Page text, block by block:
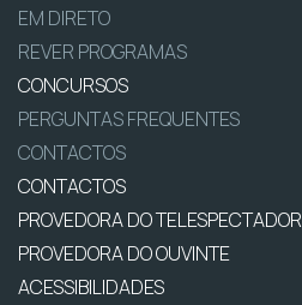
EM DIRETO
REVER PROGRAMAS
CONCURSOS
PERGUNTAS FREQUENTES
CONTACTOS
CONTACTOS
PROVEDORA DO TELESPECTADOR
PROVEDORA DO OUVINTE
ACESSIBILIDADES